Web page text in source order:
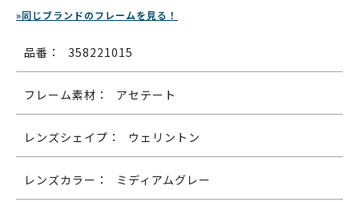
»同じブランドのフレームを見る！
品番： 358221015
フレーム素材： アセテート
レンズシェイプ： ウェリントン
レンズカラー： ミディアムグレー